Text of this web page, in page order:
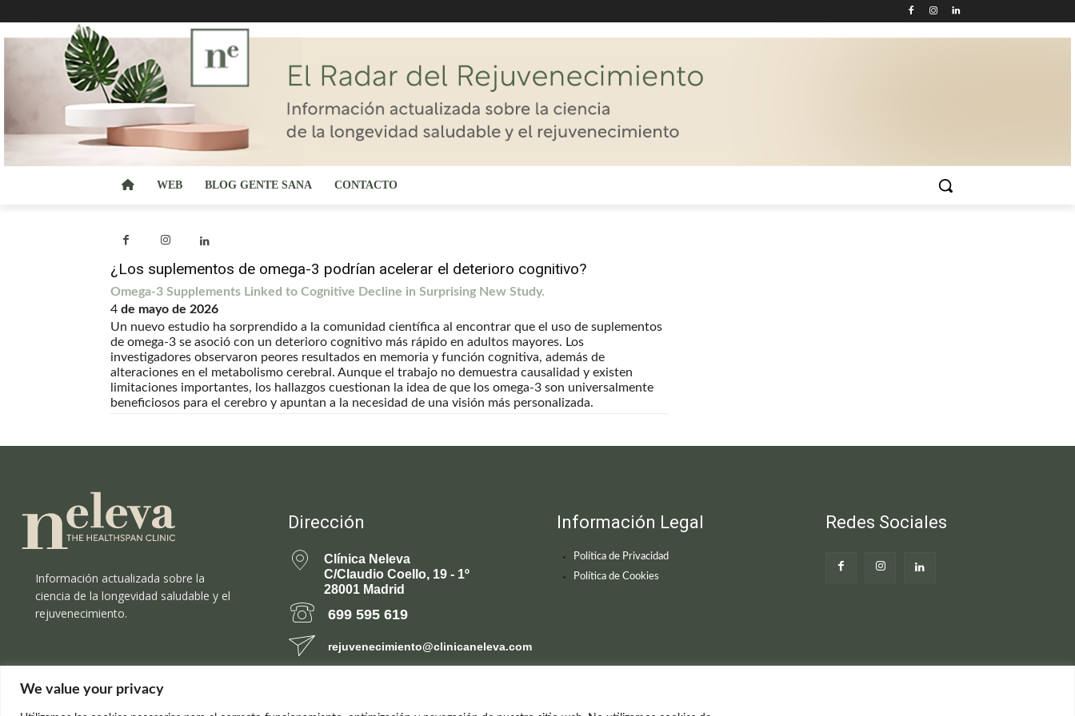
We value your privacy
WEB BLOG GENTE SANA CONTACTO
¿Los suplementos de omega-3 podrían acelerar el deterioro cognitivo?
Omega-3 Supplements Linked to Cognitive Decline in Surprising New Study.
4 de mayo de 2026
Un nuevo estudio ha sorprendido a la comunidad científica al encontrar que el uso de suplementos
de omega-3 se asoció con un deterioro cognitivo más rápido en adultos mayores. Los
investigadores observaron peores resultados en memoria y función cognitiva, además de
alteraciones en el metabolismo cerebral. Aunque el trabajo no demuestra causalidad y existen
limitaciones importantes, los hallazgos cuestionan la idea de que los omega-3 son universalmente
beneficiosos para el cerebro y apuntan a la necesidad de una visión más personalizada.
Información actualizada sobre la
ciencia de la longevidad saludable y el
rejuvenecimiento.
Dirección
Clínica Neleva
C/Claudio Coello, 19 - 1º
28001 Madrid
699 595 619
rejuvenecimiento@clinicaneleva.com
Información Legal
Política de Privacidad
Política de Cookies
Redes Sociales
© el Radar del Rejuvenecimiento